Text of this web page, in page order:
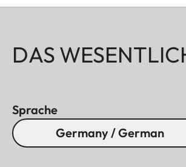
DAS
Sprache
Germany / German